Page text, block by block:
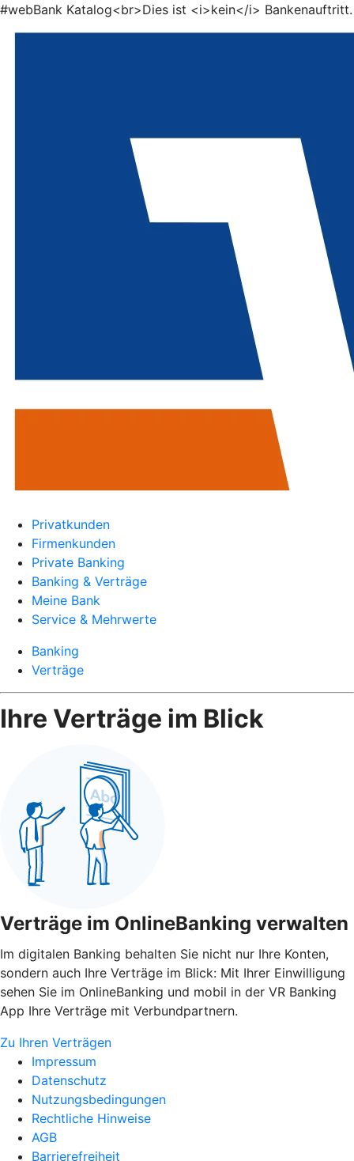
#webBank Katalog<br>Dies ist <i>kein</i> Bankenauftritt.
Privatkunden
Firmenkunden
Private Banking
Banking & Verträge
Meine Bank
Service & Mehrwerte
Banking
Verträge
Ihre Verträge im Blick
Verträge im OnlineBanking verwalten
Im digitalen Banking behalten Sie nicht nur Ihre Konten,
sondern auch Ihre Verträge im Blick: Mit Ihrer Einwilligung
sehen Sie im OnlineBanking und mobil in der VR Banking
App Ihre Verträge mit Verbundpartnern.
Zu Ihren Verträgen
Impressum
Datenschutz
Nutzungsbedingungen
Rechtliche Hinweise
AGB
Barrierefreiheit